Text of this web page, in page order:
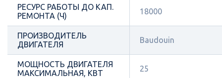
РЕСУРС РАБОТЫ ДО КАП.
РЕМОНТА (Ч)
18000
ПРОИЗВОДИТЕЛЬ
ДВИГАТЕЛЯ
Baudouin
МОЩНОСТЬ ДВИГАТЕЛЯ
МАКСИМАЛЬНАЯ, КВТ
25